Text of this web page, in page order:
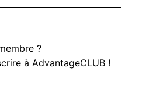
?
à AdvantageCLUB !